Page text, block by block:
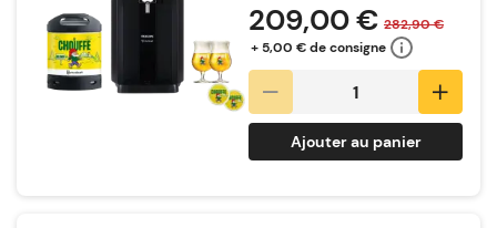
209,00 € 282,90 €
+ 5,00 € de consigne
Ajouter au panier